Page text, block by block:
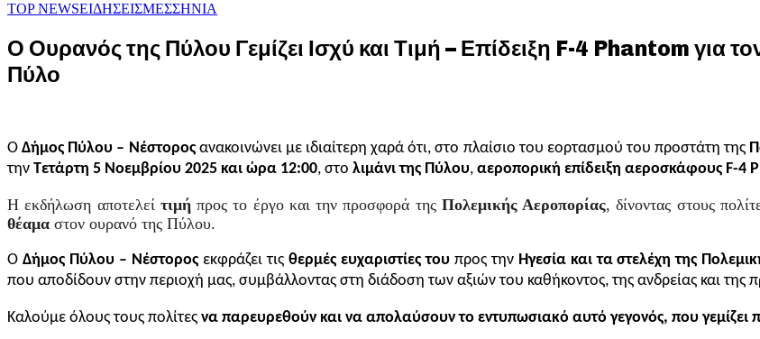
TOP NEWSΕΙΔΗΣΕΙΣΜΕΣΣΗΝΙΑ
Ο Ουρανός της Πύλου Γεμίζει Ισχύ και Τιμή – Επίδειξη F-4 Phantom για
Πύλο
ΟΔήμος Πύλου – Νέστοροςανακοινώνει με ιδιαίτερη χαρά ότι, στο πλαίσιο του εορτασμού του προστάτη της
την Τετάρτη 5 Νοεμβρίου 2025 και ώρα 12:00, στο λιμάνι της Πύλου, αεροπορική επίδειξη αεροσκάφους F-4
Η εκδήλωση αποτελεί τιμήπρος το έργο και την προσφορά της Πολεμικής Αεροπορίας, δίνοντας στους
θέαμα στον ουρανό της Πύλου.
Ο Δήμος Πύλου – Νέστοροςεκφράζει τις θερμές ευχαριστίες τουπρος την Ηγεσία και τα στελέχη της
που αποδίδουν στην περιοχή μας, συμβάλλοντας στη διάδοση των αξιών του καθήκοντος, της ανδρείας και της
Καλούμε όλους τους πολίτες να παρευρεθούν και να απολαύσουν το εντυπωσιακό αυτό γεγονός, που γεμίζει